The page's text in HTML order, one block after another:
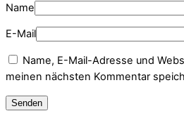
Name
E-Mail
Name, E-Mail-Adresse und
meinen nächsten Kommentar